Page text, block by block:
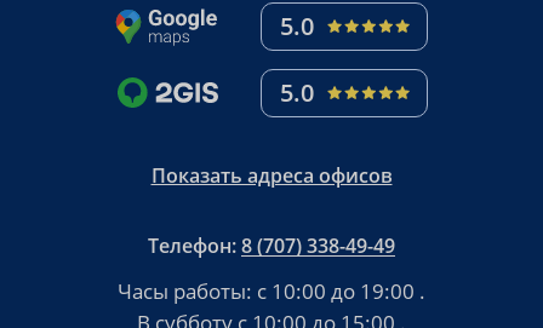
5.0
5.0
Показать адреса офисов
Телефон:8 (707) 338-49-49
Часы работы: с 10:00 до 19:00 .